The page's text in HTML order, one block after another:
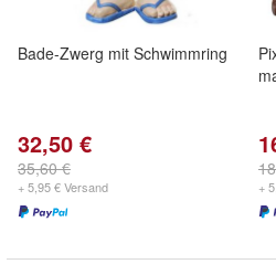
Bade-Zwerg mit Schwimmring
32,50 €
35,60 €
+ 5,95 € Versand +